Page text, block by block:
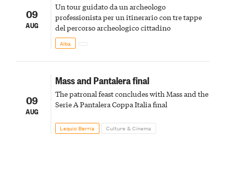
09
AUG
Un tour guidato da un archeologo
professionista per un itinerario con tre tappe
del percorso archeologico cittadino
Alba
09
AUG
Mass and Pantalera final
The patronal feast concludes with Mass and the
Serie A Pantalera Coppa Italia final
Lequio Berria Culture & Cinema